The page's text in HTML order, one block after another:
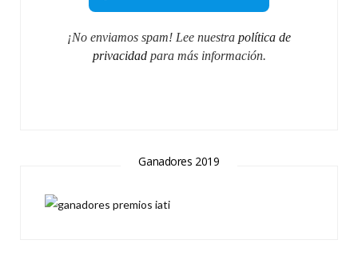
¡No enviamos spam! Lee nuestra política de
privacidadpara más información.
Ganadores 2019